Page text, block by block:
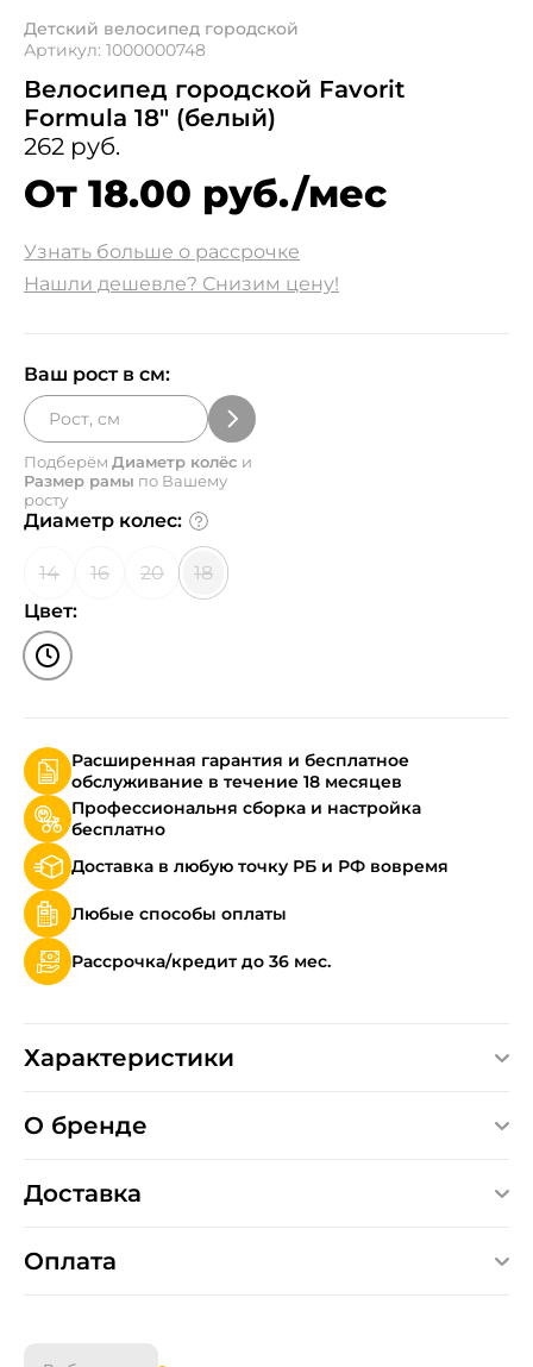
Детский велосипед городской
Артикул: 1000000748
Велосипед городской Favorit
Formula 18" (белый)
262 руб.
От 18.00 руб./мес
Узнать больше о рассрочке
Нашли дешевле? Снизим цену!
Ваш рост в см:
Подберём Диаметр колёс и
Размер рамы по Вашему
росту
Диаметр колес:
14 16 20
18
Цвет:
Расширенная гарантия и бесплатное
обслуживание в течение 18 месяцев
Профессиональня сборка и настройка
бесплатно
Доставка в любую точку РБ и РФ вовремя
Любые способы оплаты
Рассрочка/кредит до 36 мес.
Характеристики
О бренде
Доставка
Оплата